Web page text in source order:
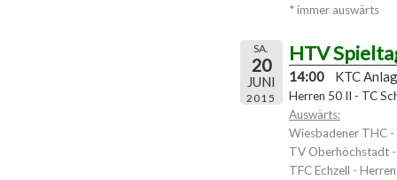
* immer auswärts
SA.
20
JUNI
2015
HTV
14:00 KTC
Herren 50 II - TC
Auswärts:
Wiesbadener THC -
TV Oberhöchstadt
TFC Echzell -